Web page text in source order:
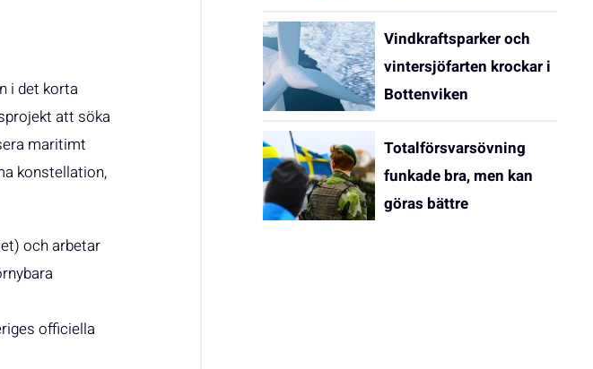
i det korta
att söka
maritimt
konstellation,
och arbetar
officiella
Vindkraftsparker och
vintersjöfarten krockar i
Bottenviken
Totalförsvarsövning
funkade bra, men kan
göras bättre